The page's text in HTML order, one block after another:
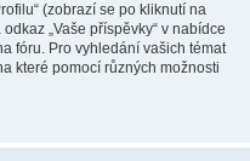
(zobrazí se po kliknutí na
„Vaše příspěvky“ v nabídce
fóru. Pro vyhledání vašich témat
které pomocí různých možnosti